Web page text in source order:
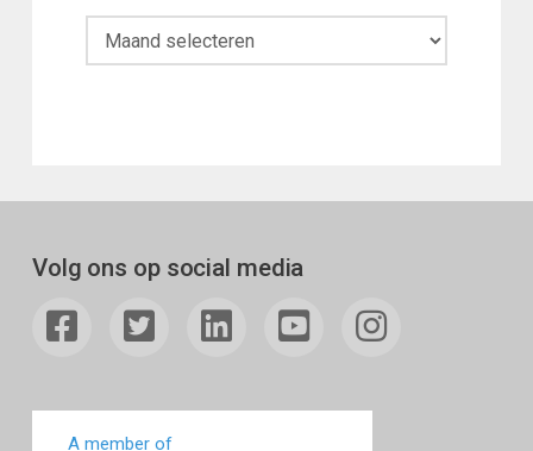
Maandoverzicht
Volg ons op social media
A member of